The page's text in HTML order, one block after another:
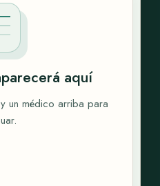
aquí
un médico arriba para